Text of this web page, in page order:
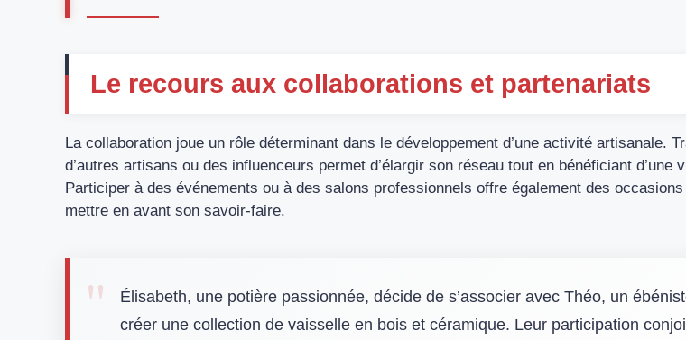
Le recours aux collaborations et partenariats
La collaboration joue un rôle déterminant dans le développement d’une activité artisanale.
d’autres artisans ou des influenceurs permet d’élargir son réseau tout en bénéficiant d’une
Participer à des événements ou à des salons professionnels offre également des
mettre en avant son savoir-faire.
Élisabeth, une potière passionnée, décide de s’associer avec Théo, un
créer une collection de vaisselle en bois et céramique. Leur participation